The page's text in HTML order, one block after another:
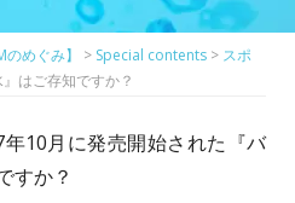
めぐみ】 > Special contents > スポ
』はご存知ですか？
10月に発売開始された『バ
すか？